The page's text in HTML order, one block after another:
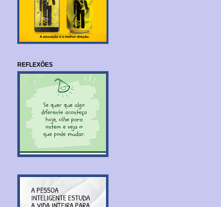
REFLEXÕES